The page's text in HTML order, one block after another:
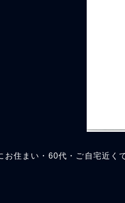
お住まい・60代・ご自宅近く